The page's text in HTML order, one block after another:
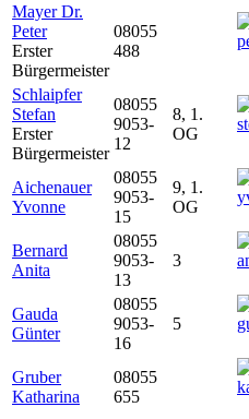
Mayer Dr.
Peter
Erster
Bürgermeister
08055
488
Schlaipfer
Stefan
Erster
Bürgermeister
08055
9053-
12
8, 1.
OG
Aichenauer
Yvonne
08055
9053-
15
9, 1.
OG
Bernard
Anita
08055
9053-
13
3
Gauda
Günter
08055
9053-
16
5
Gruber
Katharina
08055
655